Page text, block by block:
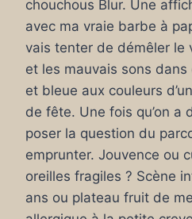
chouchous Blur. Une
avec ma vraie barbe à
vais tenter de démêler le
et les mauvais sons
et bleue aux couleurs
de fête. Une fois qu’on a
poser la question du
emprunter. Jouvence ou
oreilles fragiles ? Scène
ans ou plateau fruit de